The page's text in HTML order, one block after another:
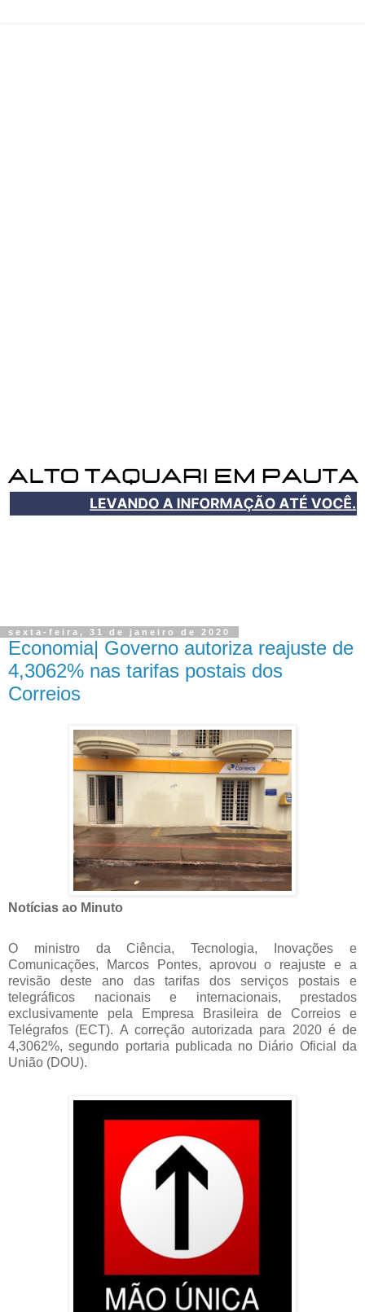
sexta-feira, 31 de janeiro de 2020
Economia| Governo autoriza reajuste de
4,3062% nas tarifas postais dos
Correios
Notícias ao Minuto
O ministro da Ciência, Tecnologia, Inovações e
Comunicações, Marcos Pontes, aprovou o reajuste e a
revisão deste ano das tarifas dos serviços postais e
telegráficos nacionais e internacionais, prestados
exclusivamente pela Empresa Brasileira de Correios e
Telégrafos (ECT). A correção autorizada para 2020 é de
4,3062%, segundo portaria publicada no Diário Oficial da
União (DOU).